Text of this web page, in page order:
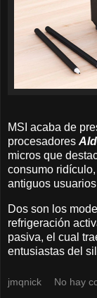
MSI acaba de
procesadores
micros que
consumo
antiguos
Dos son los
refrigeración
pasiva, el cual
entusiastas del
jmqnick No hay